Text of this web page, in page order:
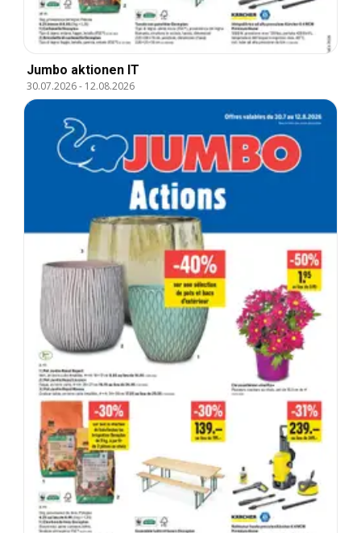
Jumbo aktionen IT
30.07.2026- 12.08.2026